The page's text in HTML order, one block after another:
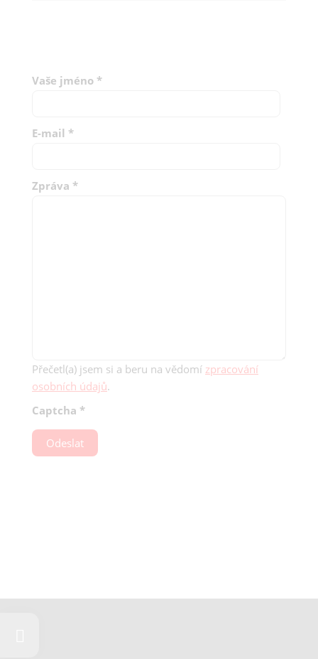
Vaše jméno *
E-mail *
Zpráva *
Přečetl(a) jsem si a beru na vědomí zpracování
osobních údajů.
Captcha *
Odeslat